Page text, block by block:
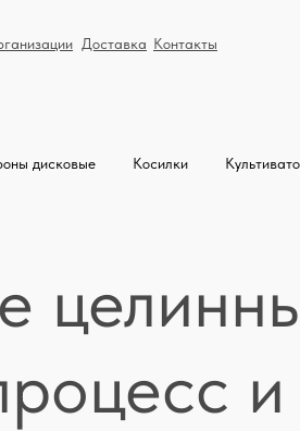
Доставка Контакты
дисковые Косилки